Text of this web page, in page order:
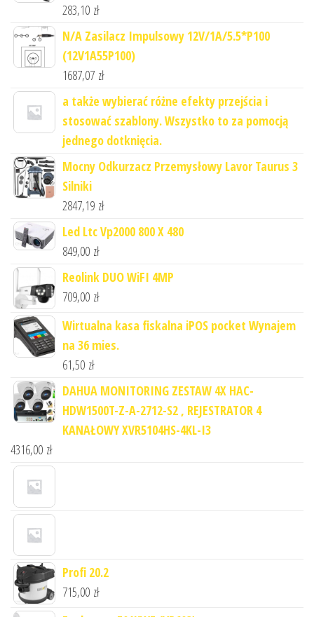
283,10 zł
N/A Zasilacz Impulsowy 12V/1A/5.5*P100
(12V1A55P100)
1687,07 zł
a także wybierać różne efekty przejścia i
stosować szablony. Wszystko to za pomocją
jednego dotknięcia.
Mocny Odkurzacz Przemysłowy Lavor Taurus 3
Silniki
2847,19 zł
Led Ltc Vp2000 800 X 480
849,00 zł
Reolink DUO WiFI 4MP
709,00 zł
Wirtualna kasa fiskalna iPOS pocket Wynajem
na 36 mies.
61,50 zł
DAHUA MONITORING ZESTAW 4X HAC-
HDW1500T-Z-A-2712-S2 , REJESTRATOR 4
KANAŁOWY XVR5104HS-4KL-I3
4316,00 zł
Profi 20.2
715,00 zł